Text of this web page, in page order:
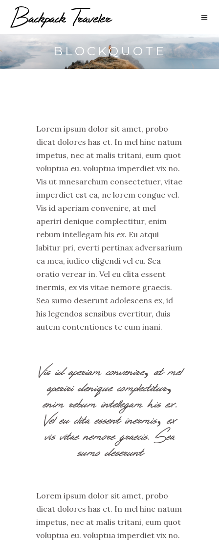
BLOCKQUOTE
Lorem ipsum dolor sit amet, probo
dicat dolores has et. In mel hinc natum
impetus, nec at malis tritani, eum quot
voluptua eu. voluptua imperdiet vix no.
Vis ut mnesarchum consectetuer, vitae
imperdiet est ea, ne lorem congue vel.
Vis id aperiam convenire, at mel
aperiri denique complectitur, enim
rebum intellegam his ex. Eu atqui
labitur pri, everti pertinax adversarium
ea mea, iudico eligendi vel cu. Sea
oratio verear in. Vel eu clita essent
inermis, ex vis vitae nemore graecis.
Sea sumo deserunt adolescens ex, id
his legendos sensibus evertitur, duis
autem contentiones te cum inani.
Vis id aperiam convenire, at mel
aperiri denique complectitur,
enim rebum intellegam his ex.
Vel eu clita essent inermis, ex
vis vitae nemore graecis. Sea
sumo deserunt
Lorem ipsum dolor sit amet, probo
dicat dolores has et. In mel hinc natum
impetus, nec at malis tritani, eum quot
voluptua eu. voluptua imperdiet vix no.